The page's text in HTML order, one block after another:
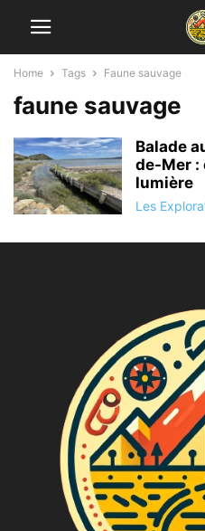
Home Tags Faune sauvage
faune sauvage
Balade
de-Mer :
lumière
Les